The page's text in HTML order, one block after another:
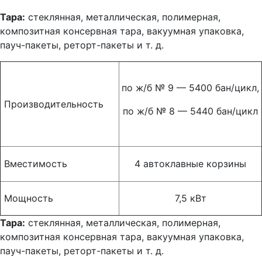
Тара: стеклянная, металлическая, полимерная,
композитная консервная тара, вакуумная упаковка,
пауч-пакеты, реторт-пакеты и т. д.
Производительность
по ж/б № 9 — 5400 бан/цикл,
по ж/б № 8 — 5440 бан/цикл
Вместимость 4 автоклавные корзины
Мощность 7,5 кВт
Тара: стеклянная, металлическая, полимерная,
композитная консервная тара, вакуумная упаковка,
пауч-пакеты, реторт-пакеты и т. д.